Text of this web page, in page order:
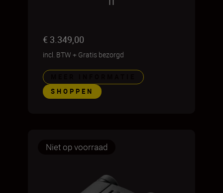
€ 3.349,00
incl. BTW + Gratis bezorgd
SHOPPEN
Niet op voorraad